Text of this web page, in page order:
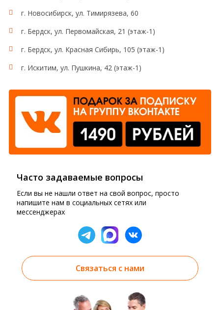
г. Новосибирск, ул. Тимирязева, 60
г. Бердск, ул. Первомайская, 21 (этаж-1)
г. Бердск, ул. Красная Сибирь, 105 (этаж-1)
г. Искитим, ул. Пушкина, 42 (этаж-1)
Часто задаваемые вопросы
Если вы не нашли ответ на свой вопрос, просто
напишите нам в социальных сетях или
мессенджерах
Связаться с нами